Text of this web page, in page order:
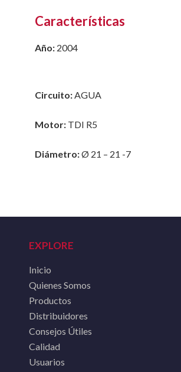
Características
Año: 2004
Circuito: AGUA
Motor: TDI R5
Diámetro:Ø 21 – 21 -7
EXPLORE
Inicio
Quienes Somos
Productos
Distribuidores
Consejos Útiles
Calidad
Usuarios